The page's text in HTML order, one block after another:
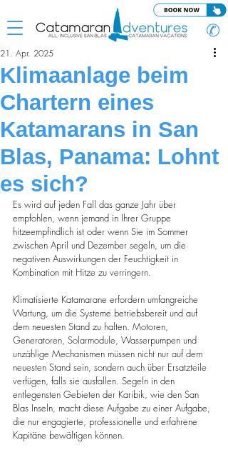
✆
Klimaanlage beim
Chartern eines
Katamarans in San
Blas, Panama: Lohnt
es sich?
21. Apr. 2025
Es wird auf jeden Fall das ganze Jahr über
empfohlen, wenn jemand in Ihrer Gruppe
hitzeempfindlich ist oder wenn Sie im Sommer
zwischen April und Dezember segeln, um die
negativen Auswirkungen der Feuchtigkeit in
Kombination mit Hitze zu verringern.
Klimatisierte Katamarane erfordern umfangreiche
Wartung, um die Systeme betriebsbereit und auf
dem neuesten Stand zu halten. Motoren,
Generatoren, Solarmodule, Wasserpumpen und
unzählige Mechanismen müssen nicht nur auf dem
neuesten Stand sein, sondern auch über Ersatzteile
verfügen, falls sie ausfallen. Segeln in den
entlegensten Gebieten der Karibik, wie den San
Blas Inseln, macht diese Aufgabe zu einer Aufgabe,
die nur engagierte, professionelle und erfahrene
Kapitäne bewältigen können.